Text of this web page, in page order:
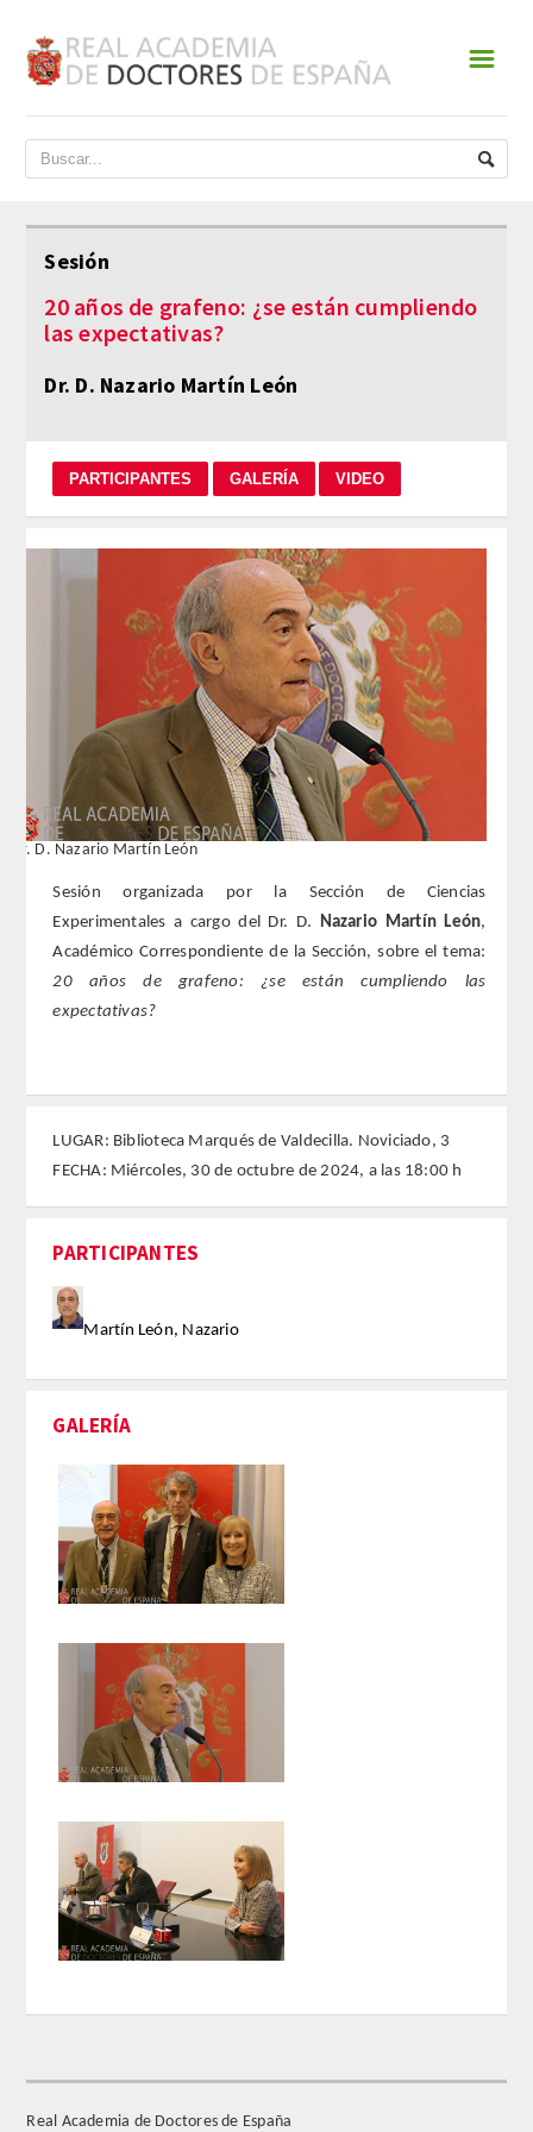
ACADEMIA
DATOS HISTÓRICOS
PRESIDENTES
NORMATIVA
FUNDACIÓN LIBERADE
SECCIONES
TEOLOGÍA
HUMANIDADES
DERECHO
MEDICINA
CIENCIAS POLíTICAS Y DE LA ECONOMíA
ARQUITECTURA Y BELLAS ARTES
NUMERO
SUPERNUMERARIOS
CORRESPONDIENTES
Nacionales
HISTÓRICO DE ACADÉMICOS
NÚMERO
CORRESPONDIENTES
NACIONALES
EXTRANJEROS
☰
Sesión
20 años de grafeno: ¿se están cumpliendo
las expectativas?
Dr. D. Nazario Martín León
Dr. D. Nazario Martín León
Sesión organizada por la Sección de Ciencias
Experimentales a cargo del Dr. D.
Nazario Martín León,
Académico Correspondiente de la Sección, sobre el tema:
20 años de grafeno: ¿se están cumpliendo las
expectativas?
LUGAR: Biblioteca Marqués de Valdecilla. Noviciado, 3
FECHA: Miércoles, 30 de octubre de 2024, a las 18:00 h
PARTICIPANTES
Martín León, Nazario
GALERÍA
Real Academia de Doctores de España